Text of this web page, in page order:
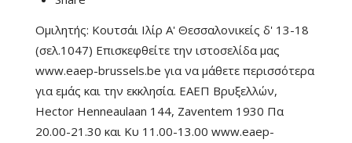
Ομιλητής: Κουτσάι Ιλίρ Α' Θεσσαλονικείς δ' 13-18
(σελ.1047) Επισκεφθείτε την ιστοσελίδα μας
www.eaep-brussels.be για να μάθετε περισσότερα
για εμάς και την εκκλησία. ΕΑΕΠ Βρυξελλών,
Hector Henneaulaan 144, Zaventem 1930 Πα
20.00-21.30 και Κυ 11.00-13.00 www.eaep-